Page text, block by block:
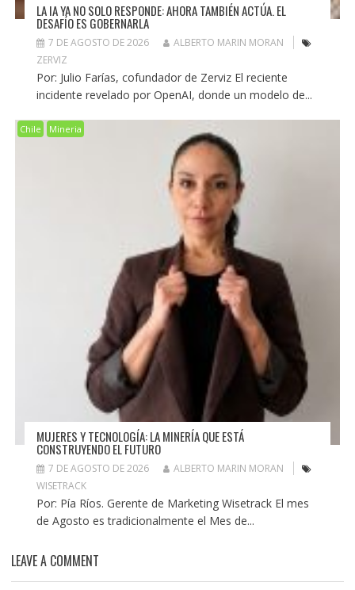
LA IA YA NO SOLO RESPONDE: AHORA TAMBIÉN ACTÚA. EL
DESAFÍO ES GOBERNARLA
7 DE AGOSTO DE 2026
ALBERTO MARIN MORAN
ZERVIZ
Por: Julio Farías, cofundador de Zerviz El reciente
incidente revelado por OpenAI, donde un modelo de...
Chile Mineria
MUJERES Y TECNOLOGÍA: LA MINERÍA QUE ESTÁ
CONSTRUYENDO EL FUTURO
7 DE AGOSTO DE 2026
ALBERTO MARIN MORAN
WISETRACK
Por: Pía Ríos. Gerente de Marketing Wisetrack El mes
de Agosto es tradicionalmente el Mes de...
LEAVE A COMMENT